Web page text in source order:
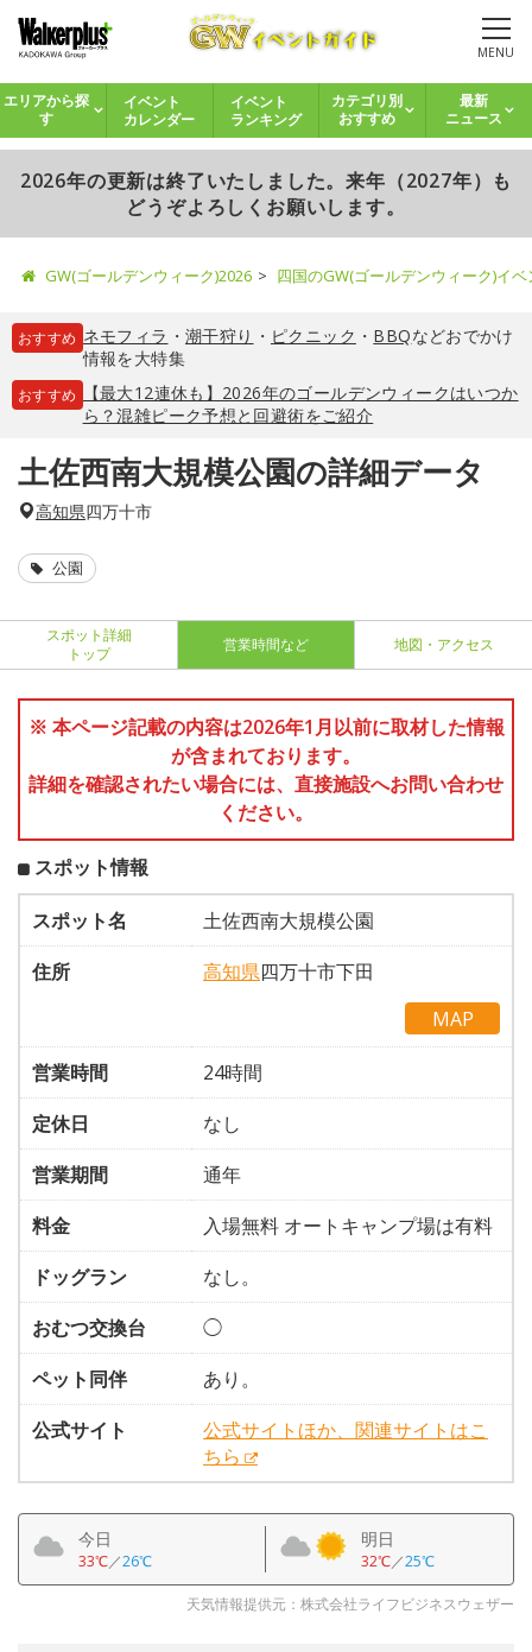
MENU
エリアから探
す
イベント
カレンダー
イベント
ランキング
カテゴリ別
おすすめ
最新
ニュース
2026年の更新は終了いたしました。来年（2027年）も
どうぞよろしくお願いします。
GW(ゴールデンウィーク)2026 四国のGW(ゴールデンウィーク)イ
おすすめ ネモフィラ ・ 潮干狩り ・ ピクニック ・ BBQなどおでかけ
情報を大特集
おすすめ
【最大12連休も】2026年のゴールデンウィークはいつか
ら？混雑ピーク予想と回避術をご紹介
土佐西南大規模公園の詳細データ
高知県四万十市
公園
スポット詳細
トップ
営業時間など 地図・アクセス
※ 本ページ記載の内容は2026年1月以前に取材した情報
が含まれております。
詳細を確認されたい場合には、直接施設へお問い合わせ
ください。
スポット情報
スポット名
土佐西南大規模公園
住所
高知県四万十市下田
MAP
営業時間
24時間
定休日
なし
営業期間
通年
料金
入場無料 オートキャンプ場は有料
ドッグラン
なし。
おむつ交換台
◯
ペット同伴
あり。
公式サイト
公式サイトほか、関連サイトはこ
ちら
今日
33℃／26℃
明日
32℃／25℃
天気情報提供元：株式会社ライフビジネスウェザー